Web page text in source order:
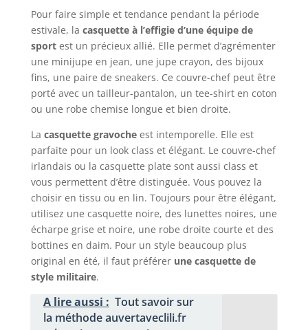
Pour faire simple et tendance pendant la période
estivale, la casquette à l’effigie d’une équipe de
sport est un précieux allié. Elle permet d’agrémenter
une minijupe en jean, une jupe crayon, des bijoux
fins, une paire de sneakers. Ce couvre-chef peut être
porté avec un tailleur-pantalon, un tee-shirt en coton
ou une robe chemise longue et bien droite.
La casquette gravoche est intemporelle. Elle est
parfaite pour un look class et élégant. Le couvre-chef
irlandais ou la casquette plate sont aussi class et
vous permettent d’être distinguée. Vous pouvez la
choisir en tissu ou en lin. Toujours pour être élégant,
utilisez une casquette noire, des lunettes noires, une
écharpe grise et noire, une robe droite courte et des
bottines en daim. Pour un style beaucoup plus
original en été, il faut préférer une casquette de
style militaire.
A lire aussi : Tout savoir sur
la méthode auvertaveclili.fr